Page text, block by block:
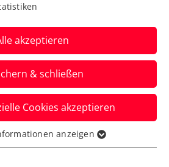
Salzburg Open
by
Quintett im
um 10:00 Uhr
versuchen sich
akzeptieren
& schließen
Cookies akzeptieren
für grundlegende
anzeigen